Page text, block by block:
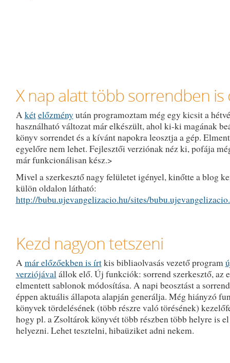
X nap alatt több sorrendben is
Akételőzmény után programoztam még egy kicsit a
használható változat már elkészült, ahol ki-ki magának
könyv sorrendet és a kívánt napokra leosztja a gép.
egyelőre nem lehet. Fejlesztői verziónak néz ki, pofája
már funkcionálisan kész.>
Mivel a szerkesztő nagy felületet igényel, kinőtte a blog
külön oldalon látható:
http://bubu.ujevangelizacio.hu/sites/
Kezd nagyon tetszeni
Amár előzőekben is írtkis bibliaolvasás vezető program
verziójávalállok elő. Új funkciók: sorrend szerkesztő, az
elmentett sablonok módosítása. A napi beosztást a
éppen aktuális állapota alapján generálja. Még hiányzó
könyvek tördelésének (több részre való törésének)
hogy pl. a Zsoltárok könyvét több részben több helyre is el
helyezni. Lehet tesztelni, hibaüziket adni nekem.